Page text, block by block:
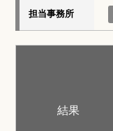
担当事務所
結果